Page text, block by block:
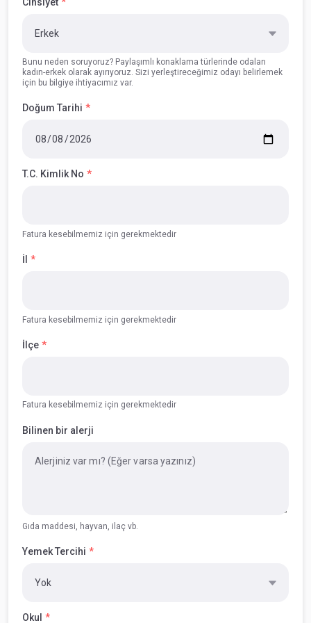
Bunu neden soruyoruz? Paylaşımlı konaklama türlerinde odaları
kadın-erkek olarak ayırıyoruz. Sizi yerleştireceğimiz odayı belirlemek
için bu bilgiye ihtiyacımız var.
Doğum Tarihi
T.C. Kimlik No
Fatura kesebilmemiz için gerekmektedir
İl
Fatura kesebilmemiz için gerekmektedir
İlçe
Fatura kesebilmemiz için gerekmektedir
Bilinen bir alerji
Gıda maddesi, hayvan, ilaç vb.
Yemek Tercihi
Okul